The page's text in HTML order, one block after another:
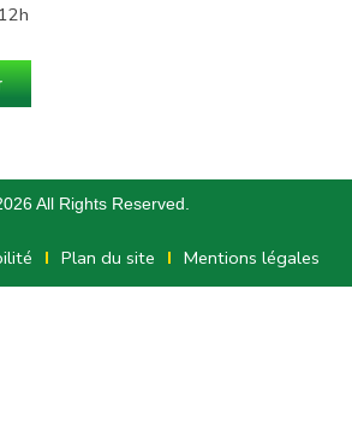
All Rights Reserved.
Plan du site Mentions légales